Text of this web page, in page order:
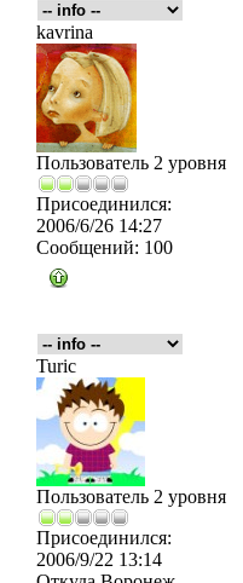
kavrina
Пользователь 2 уровня
Присоединился:
2006/6/26 14:27
Сообщений: 100
Turic
Пользователь 2 уровня
Присоединился:
2006/9/22 13:14